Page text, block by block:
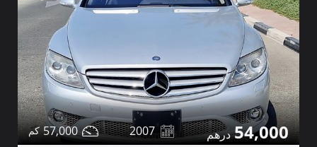
54,000
2007
57,000